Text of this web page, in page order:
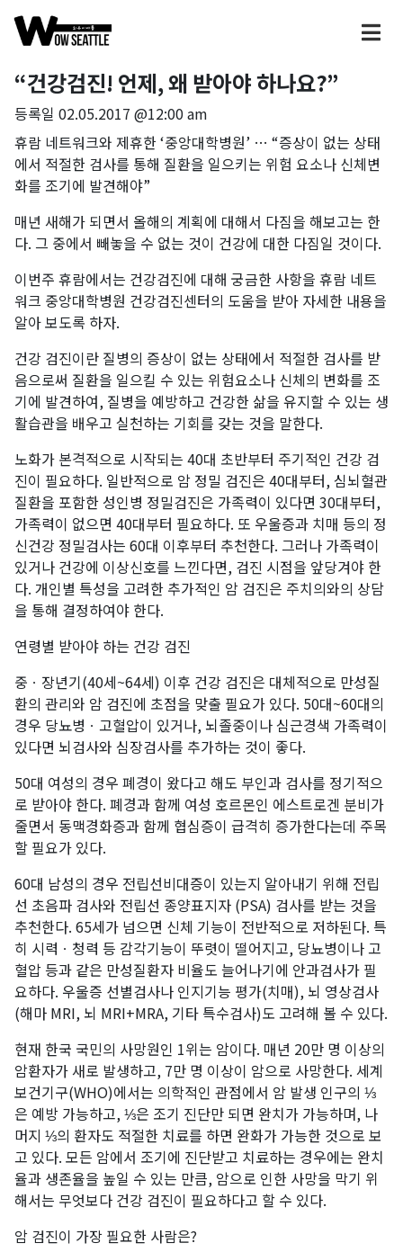
“건강검진! 언제, 왜 받아야 하나요?”
등록일 02.05.2017 @12:00 am
휴람 네트워크와 제휴한 ‘중앙대학병원’ … “증상이 없는 상태
에서 적절한 검사를 통해 질환을 일으키는 위험 요소나 신체변
화를 조기에 발견해야”
매년 새해가 되면서 올해의 계획에 대해서 다짐을 해보고는 한
다. 그 중에서 빼놓을 수 없는 것이 건강에 대한 다짐일 것이다.
이번주 휴람에서는 건강검진에 대해 궁금한 사항을 휴람 네트
워크 중앙대학병원 건강검진센터의 도움을 받아 자세한 내용을
알아 보도록 하자.
건강 검진이란 질병의 증상이 없는 상태에서 적절한 검사를 받
음으로써 질환을 일으킬 수 있는 위험요소나 신체의 변화를 조
기에 발견하여, 질병을 예방하고 건강한 삶을 유지할 수 있는 생
활습관을 배우고 실천하는 기회를 갖는 것을 말한다.
노화가 본격적으로 시작되는 40대 초반부터 주기적인 건강 검
진이 필요하다. 일반적으로 암 정밀 검진은 40대부터, 심뇌혈관
질환을 포함한 성인병 정밀검진은 가족력이 있다면 30대부터,
가족력이 없으면 40대부터 필요하다. 또 우울증과 치매 등의 정
신건강 정밀검사는 60대 이후부터 추천한다. 그러나 가족력이
있거나 건강에 이상신호를 느낀다면, 검진 시점을 앞당겨야 한
다. 개인별 특성을 고려한 추가적인 암 검진은 주치의와의 상담
을 통해 결정하여야 한다.
연령별 받아야 하는 건강 검진
중ㆍ장년기(40세~64세) 이후 건강 검진은 대체적으로 만성질
환의 관리와 암 검진에 초점을 맞출 필요가 있다. 50대~60대의
경우 당뇨병ㆍ고혈압이 있거나, 뇌졸중이나 심근경색 가족력이
있다면 뇌검사와 심장검사를 추가하는 것이 좋다.
50대 여성의 경우 폐경이 왔다고 해도 부인과 검사를 정기적으
로 받아야 한다. 폐경과 함께 여성 호르몬인 에스트로겐 분비가
줄면서 동맥경화증과 함께 협심증이 급격히 증가한다는데 주목
할 필요가 있다.
60대 남성의 경우 전립선비대증이 있는지 알아내기 위해 전립
선 초음파 검사와 전립선 종양표지자 (PSA) 검사를 받는 것을
추천한다. 65세가 넘으면 신체 기능이 전반적으로 저하된다. 특
히 시력ㆍ청력 등 감각기능이 뚜렷이 떨어지고, 당뇨병이나 고
혈압 등과 같은 만성질환자 비율도 늘어나기에 안과검사가 필
요하다. 우울증 선별검사나 인지기능 평가(치매), 뇌 영상검사
(해마 MRI, 뇌 MRI+MRA, 기타 특수검사)도 고려해 볼 수 있다.
현재 한국 국민의 사망원인 1위는 암이다. 매년 20만 명 이상의
암환자가 새로 발생하고, 7만 명 이상이 암으로 사망한다. 세계
보건기구(WHO)에서는 의학적인 관점에서 암 발생 인구의 ⅓
은 예방 가능하고, ⅓은 조기 진단만 되면 완치가 가능하며, 나
머지 ⅓의 환자도 적절한 치료를 하면 완화가 가능한 것으로 보
고 있다. 모든 암에서 조기에 진단받고 치료하는 경우에는 완치
율과 생존율을 높일 수 있는 만큼, 암으로 인한 사망을 막기 위
해서는 무엇보다 건강 검진이 필요하다고 할 수 있다.
암 검진이 가장 필요한 사람은?